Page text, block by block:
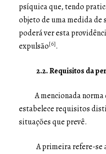
psíquica que, tendo
objeto de uma medida de
poderá ver esta
expulsão[6].
2.2. Requisitos da
A mencionada norma
estabelece requisitos
situações que prevê.
A primeira refere-se